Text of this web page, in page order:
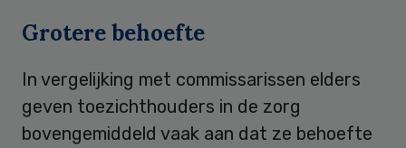
Grotere behoefte
In vergelijking met commissarissen elders
geven toezichthouders in de zorg
bovengemiddeld vaak aan dat ze behoefte